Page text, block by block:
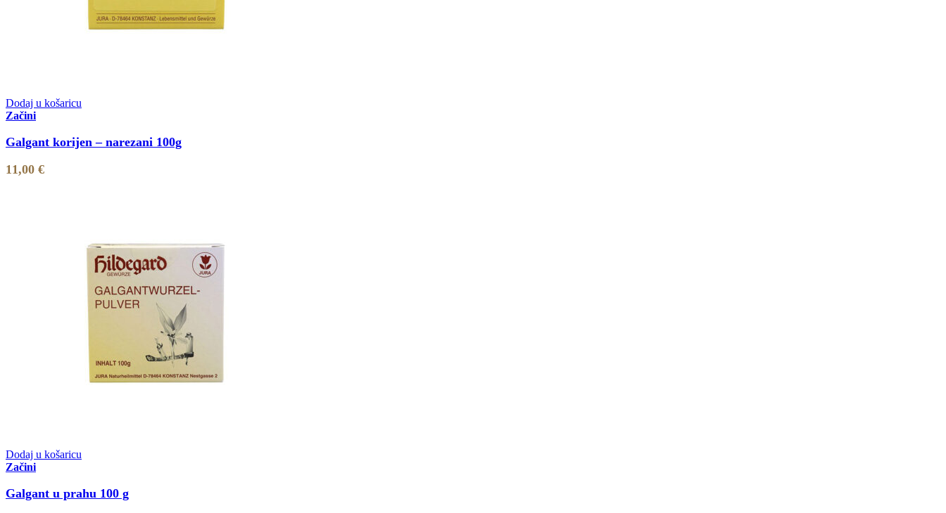
Dodaj u košaricu
Začini
Galgant korijen – narezani 100g
11,00 €
Dodaj u košaricu
Začini
Galgant u prahu 100 g